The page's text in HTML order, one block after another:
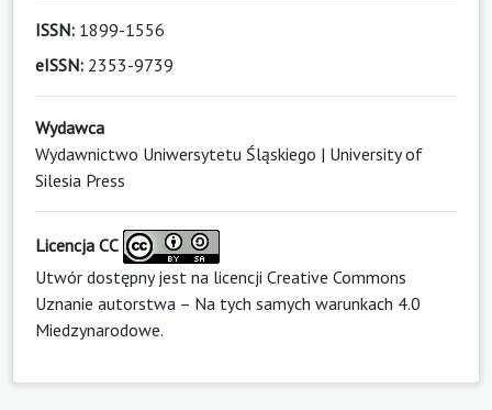
ISSN: 1899-1556
eISSN: 2353-9739
Wydawca
Wydawnictwo Uniwersytetu Śląskiego | University of
Silesia Press
Licencja CC
Utwór dostępny jest na licencji Creative Commons
Uznanie autorstwa – Na tych samych warunkach 4.0
Miedzynarodowe.